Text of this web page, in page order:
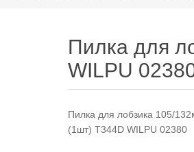
Пилка для
WILPU
Пилка для лобзика 105/
(1шт) T344D WILPU 02380